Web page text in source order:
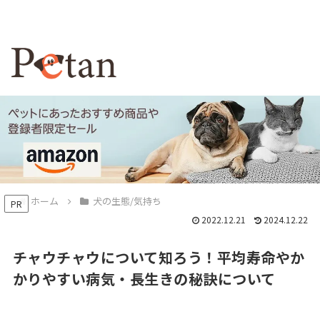
PR ホーム 犬の生態/気持ち
チャウチャウについて知ろう！平均寿命やか
かりやすい病気・長生きの秘訣について
2022.12.21 2024.12.22